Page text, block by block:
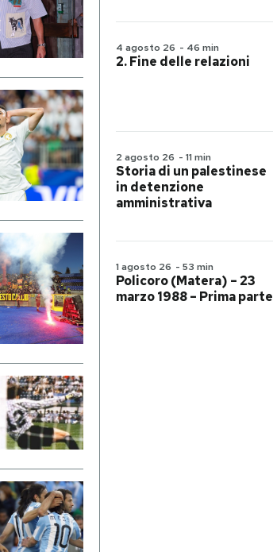
4 agosto 26 - 46 min
2. Fine delle relazioni
2 agosto 26 - 11 min
Storia di un palestinese
in detenzione
amministrativa
1 agosto 26 - 53 min
Policoro (Matera) – 23
marzo 1988 – Prima parte